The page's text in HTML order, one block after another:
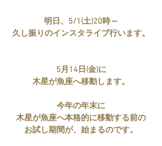
明日、5/1(土)20時～
久し振りのインスタライブ行います。
5月14日(金)に
木星が魚座へ移動します。
今年の年末に
木星が魚座へ本格的に移動する前の
お試し期間が、始まるのです。